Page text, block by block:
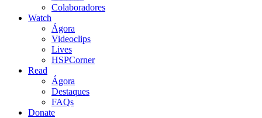
Colaboradores
Watch
Ágora
Videoclips
Lives
HSPCorner
Read
Ágora
Destaques
FAQs
Donate